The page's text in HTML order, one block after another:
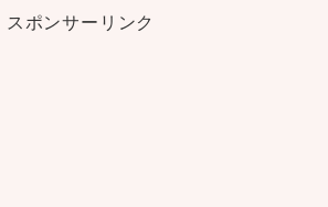
スポンサーリンク